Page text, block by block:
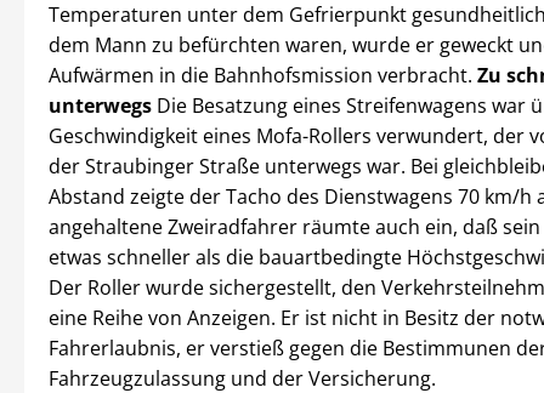
Temperaturen unter dem Gefrierpunkt
dem Mann zu befürchten waren, wurde er geweckt
Aufwärmen in die Bahnhofsmission verbracht. Zu
unterwegs Die Besatzung eines Streifenwagens war
Geschwindigkeit eines Mofa-Rollers verwundert, der
der Straubinger Straße unterwegs war. Bei
Abstand zeigte der Tacho des Dienstwagens 70 km/h
angehaltene Zweiradfahrer räumte auch ein, daß sein
etwas schneller als die bauartbedingte
Der Roller wurde sichergestellt, den
eine Reihe von Anzeigen. Er ist nicht in Besitz der
Fahrerlaubnis, er verstieß gegen die Bestimmunen
Fahrzeugzulassung und der Versicherung.